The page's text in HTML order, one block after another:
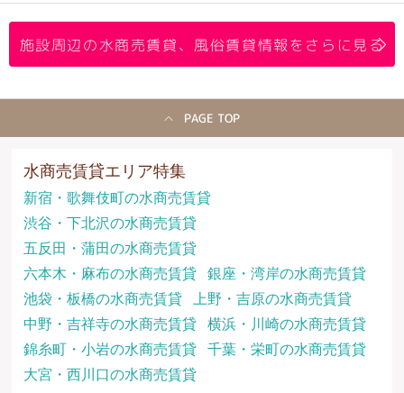
施設周辺の水商売賃貸、風俗賃貸情報をさらに見る
PAGE TOP
水商売賃貸エリア特集
新宿・歌舞伎町の水商売賃貸
渋谷・下北沢の水商売賃貸
五反田・蒲田の水商売賃貸
六本木・麻布の水商売賃貸
銀座・湾岸の水商売賃貸
池袋・板橋の水商売賃貸
上野・吉原の水商売賃貸
中野・吉祥寺の水商売賃貸
横浜・川崎の水商売賃貸
錦糸町・小岩の水商売賃貸
千葉・栄町の水商売賃貸
大宮・西川口の水商売賃貸